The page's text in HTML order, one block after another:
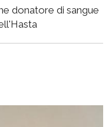
donatore di sangue